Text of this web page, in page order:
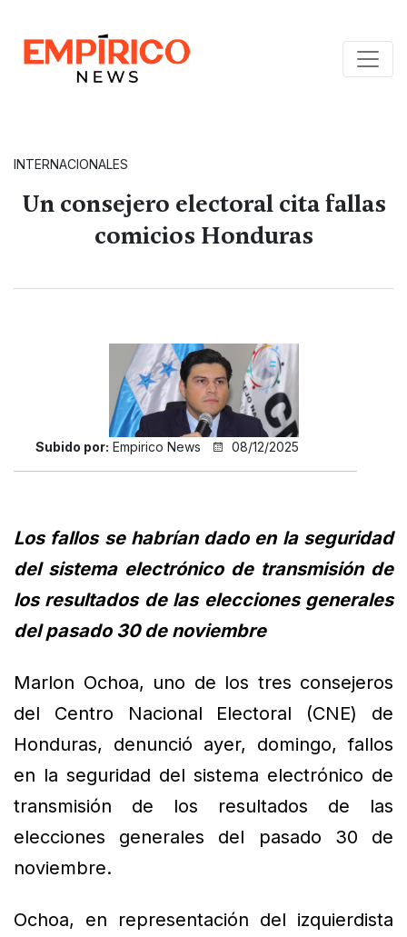
INTERNACIONALES
Un consejero electoral cita fallas
comicios Honduras
Subido por: Empirico News 08/12/2025
Los fallos se habrían dado en la seguridad
del sistema electrónico de transmisión de
los resultados de las elecciones generales
del pasado 30 de noviembre
Marlon Ochoa, uno de los tres consejeros
del Centro Nacional Electoral (CNE) de
Honduras, denunció ayer, domingo, fallos
en la seguridad del sistema electrónico de
transmisión de los resultados de las
elecciones generales del pasado 30 de
noviembre.
Ochoa, en representación del izquierdista